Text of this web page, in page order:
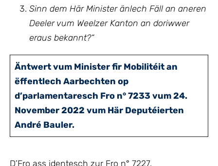
Sinn dem Här Minister änlech Fäll an aneren
Deeler vum Weelzer Kanton an doriwwer
eraus bekannt?“
Äntwert vum Minister fir Mobilitéit an
ëffentlech Aarbechten op
d’parlamentaresch Fro n° 7233 vum 24.
November 2022 vum Här Deputéierten
André Bauler.
D’Fro ass identesch zur Fro n° 7227.